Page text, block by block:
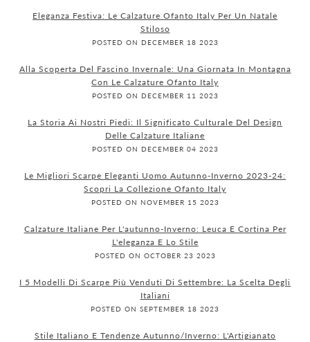
Eleganza Festiva: Le Calzature Ofanto Italy Per Un Natale
Stiloso
POSTED ON DECEMBER 18 2023
Alla Scoperta Del Fascino Invernale: Una Giornata In Montagna
Con Le Calzature Ofanto Italy
POSTED ON DECEMBER 11 2023
La Storia Ai Nostri Piedi: Il Significato Culturale Del Design
Delle Calzature Italiane
POSTED ON DECEMBER 04 2023
Le Migliori Scarpe Eleganti Uomo Autunno-Inverno 2023-24:
Scopri La Collezione Ofanto Italy
POSTED ON NOVEMBER 15 2023
Calzature Italiane Per L'autunno-Inverno: Leuca E Cortina Per
L'eleganza E Lo Stile
POSTED ON OCTOBER 23 2023
I 5 Modelli Di Scarpe Più Venduti Di Settembre: La Scelta Degli
Italiani
POSTED ON SEPTEMBER 18 2023
Stile Italiano E Tendenze Autunno/Inverno: L'Artigianato